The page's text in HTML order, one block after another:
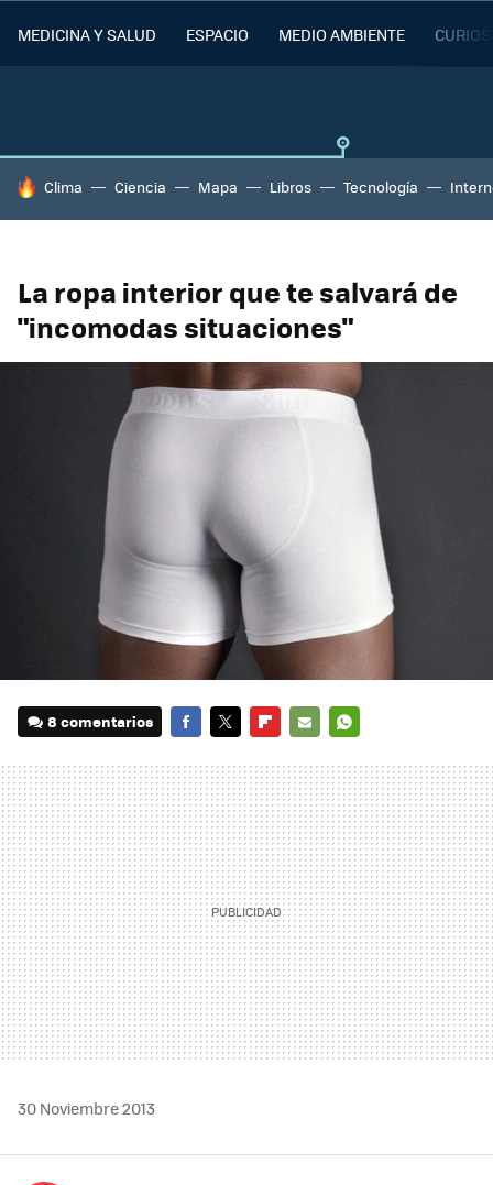
MEDICINA Y SALUD ESPACIO MEDIO AMBIENTE
HOY SE HABLA DE
Clima Ciencia Mapa Libros Tecnología
La ropa interior que te salvará de
"incomodas situaciones"
8 comentarios
MAIL
30 Noviembre 2013